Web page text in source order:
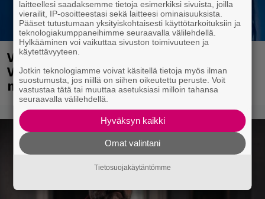
Valtava Yle 100 vuotta -tapahtuma
Veikkaus Arenalla syyskuussa – muista
myös metalliklassikot-konsertti
laitteellesi saadaksemme tietoja esimerkiksi sivuista, joilla
vierailit, IP-osoitteestasi sekä laitteesi ominaisuuksista.
Pääset tutustumaan yksityiskohtaisesti käyttötarkoituksiin ja
teknologiakumppaneihimme seuraavalla välilehdellä.
Hylkääminen voi vaikuttaa sivuston toimivuuteen ja
käytettävyyteen.
Jotkin teknologiamme voivat käsitellä tietoja myös ilman
suostumusta, jos niillä on siihen oikeutettu peruste. Voit
vastustaa tätä tai muuttaa asetuksiasi milloin tahansa
seuraavalla välilehdellä.
Hyväksyn kaikki
Omat valintani
Tietosuojakäytäntömme